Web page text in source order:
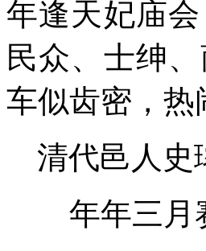
年逢天妃庙会
民众、士绅
车似齿密，热
清代邑人史
年年三月